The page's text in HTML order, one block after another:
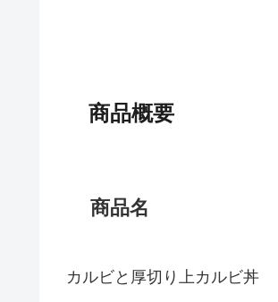
商品概要
商品名
カルビと厚切り上カルビ丼